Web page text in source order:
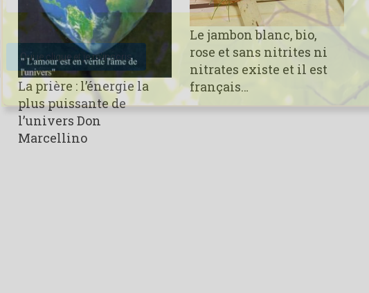
La prière : l’énergie la
plus puissante de
l’univers Don
Marcellino
Le jambon blanc, bio,
rose et sans nitrites ni
nitrates existe et il est
français…
Veuillez laisser ce champ vide.